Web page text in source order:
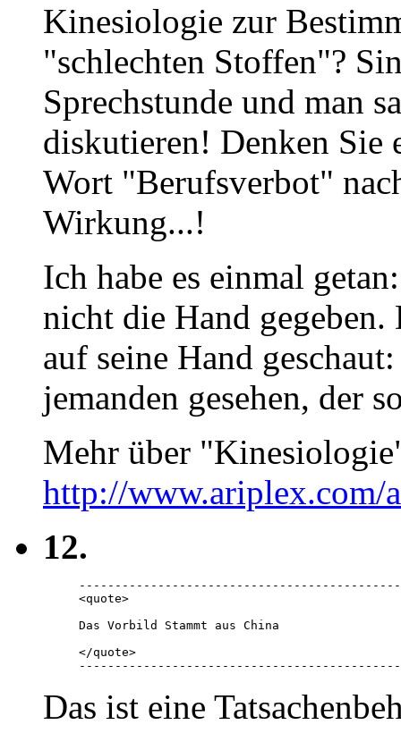
Kinesiologie zur
"schlechten Stoffen"?
Sprechstunde und man
diskutieren! Denken Sie
Wort "Berufsverbot"
Wirkung...!
Ich habe es einmal
nicht die Hand
auf seine Hand
jemanden gesehen, der
Mehr über
http://www.ariplex.com/
12.
<quote>
Das Vorbild Stammt aus China
</quote>
Das ist eine